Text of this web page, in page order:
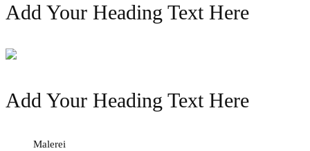
Add Your Heading Text Here
Add Your Heading Text Here
Malerei